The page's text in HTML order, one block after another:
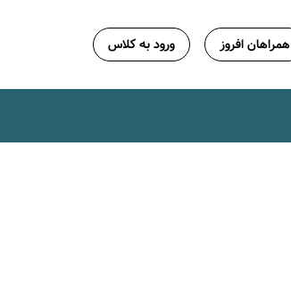
همراهان افروز ورود به کلاس